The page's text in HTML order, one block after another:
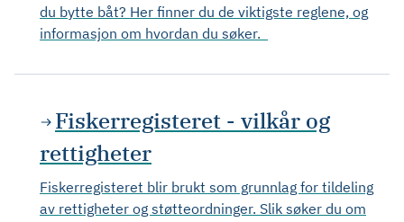
du bytte båt? Her finner du de viktigste reglene, og
informasjon om hvordan du søker.
Fiskerregisteret - vilkår og
rettigheter
Fiskerregisteret blir brukt som grunnlag for tildeling
av rettigheter og støtteordninger. Slik søker du om